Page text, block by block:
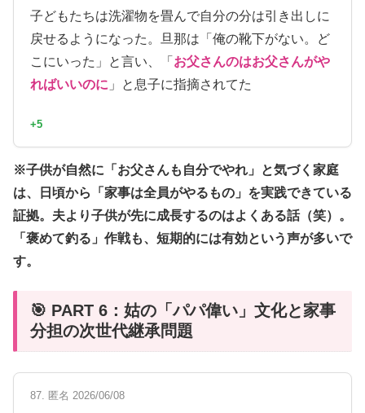
子どもたちは洗濯物を畳んで自分の分は引き出しに
戻せるようになった。旦那は「俺の靴下がない。ど
こにいった」と言い、「 お父さんのはお父さんがや
ればいいのに 」と息子に指摘されてた
+5
※子供が自然に「お父さんも自分でやれ」と気づく家庭
は、日頃から「家事は全員がやるもの」を実践できている
証拠。夫より子供が先に成長するのはよくある話（笑）。
「褒めて釣る」作戦も、短期的には有効という声が多いで
す。
🎯 PART 6：姑の「パパ偉い」文化と家事
分担の次世代継承問題
87. 匿名 2026/06/08